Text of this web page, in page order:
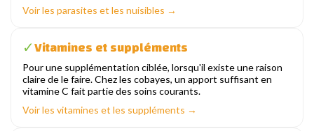
Voir les parasites et les nuisibles →
✓Vitamines et suppléments
Pour une supplémentation ciblée, lorsqu'il existe une raison
claire de le faire. Chez les cobayes, un apport suffisant en
vitamine C fait partie des soins courants.
Voir les vitamines et les suppléments →